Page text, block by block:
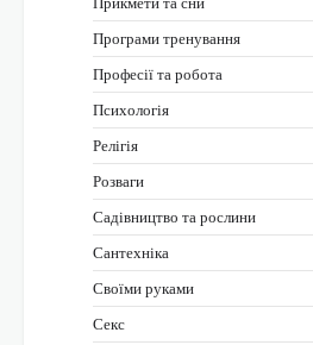
Програми тренування
Професії та робота
Психологія
Релігія
Розваги
Садівництво та рослини
Сантехніка
Своїми руками
Секс